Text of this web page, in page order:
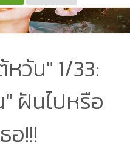
วัน" 1/33:
ฝันไปหรือ
อ!!!